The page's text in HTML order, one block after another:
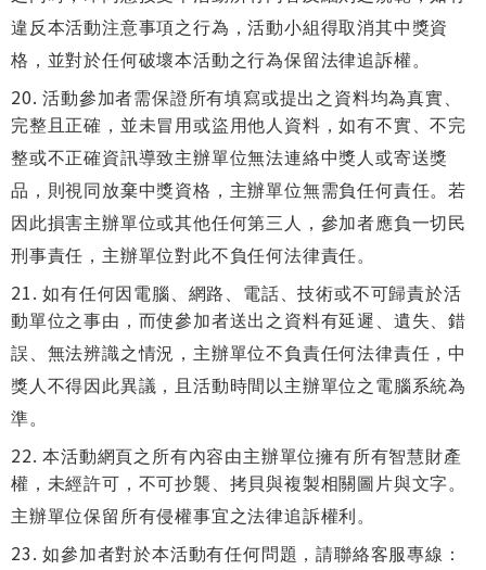
違反本活動注意事項之行為，活動小組得取消其中獎資
格，並對於任何破壞本活動之行為保留法律追訴權。
活動參加者需保證所有填寫或提出之資料均為真實、
完整且正確，並未冒用或盜用他人資料，如有不實、不完
整或不正確資訊導致主辦單位無法連絡中獎人或寄送獎
品，則視同放棄中獎資格，主辦單位無需負任何責任。若
因此損害主辦單位或其他任何第三人，參加者應負一切民
刑事責任，主辦單位對此不負任何法律責任。
如有任何因電腦、網路、電話、技術或不可歸責於活
動單位之事由，而使參加者送出之資料有延遲、遺失、錯
誤、無法辨識之情況，主辦單位不負責任何法律責任，中
獎人不得因此異議，且活動時間以主辦單位之電腦系統為
準。
本活動網頁之所有內容由主辦單位擁有所有智慧財產
權，未經許可，不可抄襲、拷貝與複製相關圖片與文字。
主辦單位保留所有侵權事宜之法律追訴權利。
如參加者對於本活動有任何問題，請聯絡客服專線：